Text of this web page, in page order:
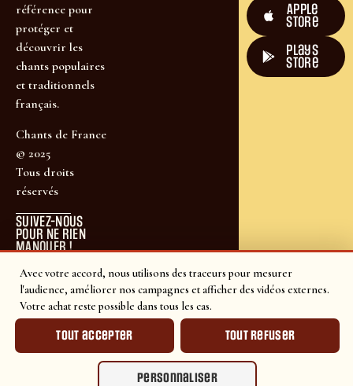
Avec votre accord, nous utilisons des traceurs pour mesurer
l'audience, améliorer nos campagnes et afficher des vidéos externes.
Votre achat reste possible dans tous les cas.
Tout accepter Tout refuser
Personnaliser
référence pour
protéger et
découvrir les
chants populaires
et traditionnels
français.
Chants de France
© 2025
Tous droits
réservés
SUIVEZ-NOUS
POUR NE RIEN
MANQUER !
Apple
Store
plays
store